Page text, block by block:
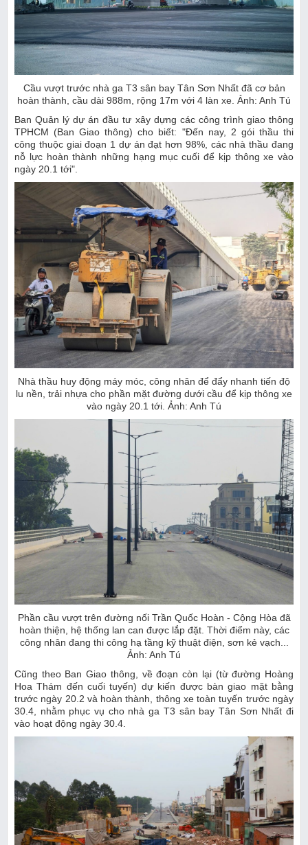
Cầu vượt trước nhà ga T3 sân bay Tân Sơn Nhất đã cơ bản
hoàn thành, cầu dài 988m, rộng 17m với 4 làn xe. Ảnh: Anh Tú
Ban Quản lý dự án đầu tư xây dựng các công trình giao thông
TPHCM (Ban Giao thông) cho biết: "Đến nay, 2 gói thầu thi
công thuộc giai đoạn 1 dự án đạt hơn 98%, các nhà thầu đang
nỗ lực hoàn thành những hạng mục cuối để kịp thông xe vào
ngày 20.1 tới".
Nhà thầu huy động máy móc, công nhân để đẩy nhanh tiến độ
lu nền, trải nhựa cho phần mặt đường dưới cầu để kịp thông xe
vào ngày 20.1 tới. Ảnh: Anh Tú
Phần cầu vượt trên đường nối Trần Quốc Hoàn - Cộng Hòa đã
hoàn thiện, hệ thống lan can được lắp đặt. Thời điểm này, các
công nhân đang thi công hạ tầng kỹ thuật điện, sơn kẻ vạch...
Ảnh: Anh Tú
Cũng theo Ban Giao thông, về đoạn còn lại (từ đường Hoàng
Hoa Thám đến cuối tuyến) dự kiến được bàn giao mặt bằng
trước ngày 20.2 và hoàn thành, thông xe toàn tuyến trước ngày
30.4, nhằm phục vụ cho nhà ga T3 sân bay Tân Sơn Nhất đi
vào hoạt động ngày 30.4.